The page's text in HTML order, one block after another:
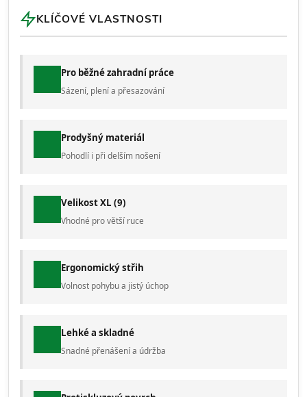
KLÍČOVÉ VLASTNOSTI
Pro běžné zahradní práce
Sázení, plení a přesazování
Prodyšný materiál
Pohodlí i při delším nošení
Velikost XL (9)
Vhodné pro větší ruce
Ergonomický střih
Volnost pohybu a jistý úchop
Lehké a skladné
Snadné přenášení a údržba